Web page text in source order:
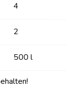
4
2
500 l
Motorboote
Katamarane